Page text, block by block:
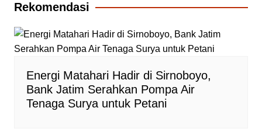
Rekomendasi
Energi Matahari Hadir di Sirnoboyo,
Bank Jatim Serahkan Pompa Air
Tenaga Surya untuk Petani